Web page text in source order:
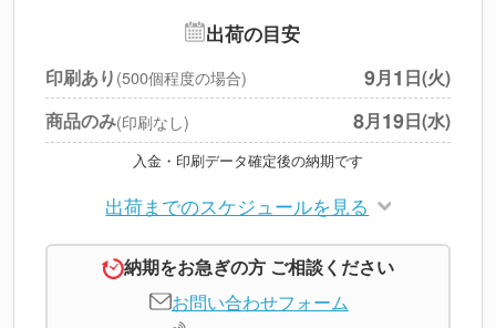
円
※上記小計は税別です
出荷の目安
印刷あり (500個程度の場合) 9月1 日(火)
商品のみ(印刷なし) 8月19日(水)
入金・印刷データ確定後の納期です
出荷までのスケジュールを見る
納期をお急ぎの方 ご相談ください
お問い合わせフォーム